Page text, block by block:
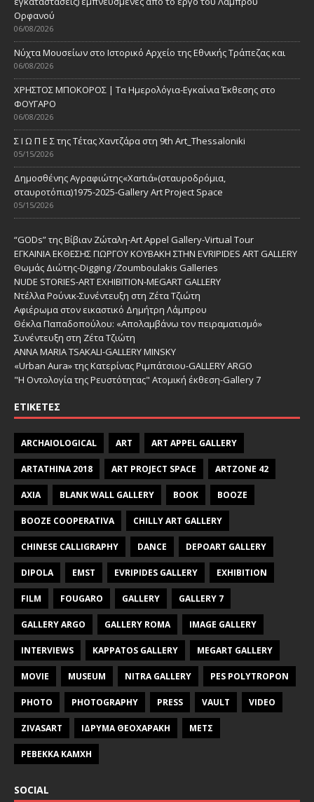
Ορφανού
06/08/2026
Νύχτα Μουσείων στο Ιστορικό Αρχείο της Εθνικής Τράπεζας και
06/08/2026
ΧΡΗΣΤΟΣ ΜΠΟΚΟΡΟΣ | Τα Ημερολόγια-Εγκαίνια Έκθεσης στο
ΦΟΥΓΑΡΟ
06/08/2026
Σ Ι Ω Π Ε Σ της Τέτας Χαντζάρα στη 9th Art_Thessaloniki
05/15/2026
Δημοσθένης Αγραφιώτης«Xαrtιά»(σταυροδρόμια,
σταυροτόπια)1975-2025-Gallery Art Project Space
05/15/2026
“GODs” της Βίβιαν Ζώταλη-Art Appel Gallery-Virtual Tour
ΕΓΚΑΙΝΙΑ ΕΚΘΕΣΗΣ ΓΙΩΡΓΟΥ ΚΟΥΒΑΚΗ ΣΤΗΝ EVRIPIDES ART GALLERY
Θωμάς Διώτης-Digging /Zoumboulakis Galleries
NUDE STORIES-ΑRT EXHIBITION-MEGART GALLERY
Ντέλλα Ρούνικ-Συνέντευξη στη Ζέτα Τζιώτη
Αφιέρωμα στον εικαστικό Δημήτρη Λάμπρου
Θέκλα Παπαδοπούλου: «Απολαμβάνω τον πειραματισμό»
Συνέντευξη στη Ζέτα Τζιώτη
ANNA MARIA TSAKALI-GALLERY MINSKY
«Urban Aura» της Κατερίνας Ριμπάτσιου-GALLERY ARGO
"Η Οντολογία της Ρευστότητας" Ατομική έκθεση-Gallery 7
ΕΤΙΚΈΤΕΣ
ARCHAIOLOGICAL ART ART APPEL GALLERY
ARTATHINA 2018 ART PROJECT SPACE ARTZONE 42
AXIA BLANK WALL GALLERY BOOK BOOZE
BOOZE COOPERATIVA CHILLY ART GALLERY
CHINESE CALLIGRAPHY DANCE DEPOART GALLERY
DIPOLA EMST EVRIPIDES GALLERY EXHIBITION
FILM FOUGARO GALLERY GALLERY 7
GALLERY ARGO GALLERY ROMA IMAGE GALLERY
INTERVIEWS KAPPATOS GALLERY MEGART GALLERY
MOVIE MUSEUM NITRA GALLERY PES POLYTROPON
PHOTO PHOTOGRAPHY PRESS VAULT VIDEO
ZIVASART ΙΔΡΥΜΑ ΘΕΟΧΑΡΑΚΗ ΜΕΤΣ
ΡΕΒΕΚΚΑ ΚΑΜΧΗ
SOCIAL